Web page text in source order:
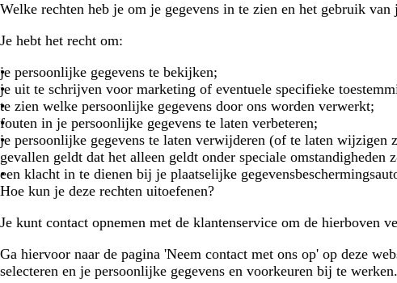
Welke rechten heb je om je gegevens in te zien en het gebruik van
Je hebt het recht om:
je persoonlijke gegevens te bekijken;
je uit te schrijven voor marketing of eventuele specifieke
te zien welke persoonlijke gegevens door ons worden verwerkt;
fouten in je persoonlijke gegevens te laten verbeteren;
je persoonlijke gegevens te laten verwijderen (of te laten wijzigen
gevallen geldt dat het alleen geldt onder speciale omstandigheden
een klacht in te dienen bij je plaatselijke
Hoe kun je deze rechten uitoefenen?
Je kunt contact opnemen met de klantenservice om de hierboven
Ga hiervoor naar de pagina 'Neem contact met ons op' op deze
selecteren en je persoonlijke gegevens en voorkeuren bij te werken.